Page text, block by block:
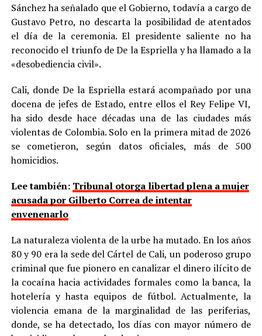
Sánchez ha señalado que el Gobierno, todavía a cargo de
Gustavo Petro, no descarta la posibilidad de atentados
el día de la ceremonia. El presidente saliente no ha
reconocido el triunfo de De la Espriella y ha llamado a la
«desobediencia civil».
Cali, donde De la Espriella estará acompañado por una
docena de jefes de Estado, entre ellos el Rey Felipe VI,
ha sido desde hace décadas una de las ciudades más
violentas de Colombia. Solo en la primera mitad de 2026
se cometieron, según datos oficiales, más de 500
homicidios.
Lee también: Tribunal otorga libertad plena a mujer
acusada por Gilberto Correa de intentar
envenenarlo
La naturaleza violenta de la urbe ha mutado. En los años
80 y 90 era la sede del Cártel de Cali, un poderoso grupo
criminal que fue pionero en canalizar el dinero ilícito de
la cocaína hacia actividades formales como la banca, la
hotelería y hasta equipos de fútbol. Actualmente, la
violencia emana de la marginalidad de las periferias,
donde, se ha detectado, los días con mayor número de